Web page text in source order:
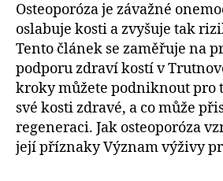
Osteoporóza je závažné
oslabuje kosti a zvyšuje tak
Tento článek se zaměřuje na
podporu zdraví kostí v
kroky můžete podniknout pro
své kosti zdravé, a co může
regeneraci. Jak osteoporóza
její příznaky Význam výživy